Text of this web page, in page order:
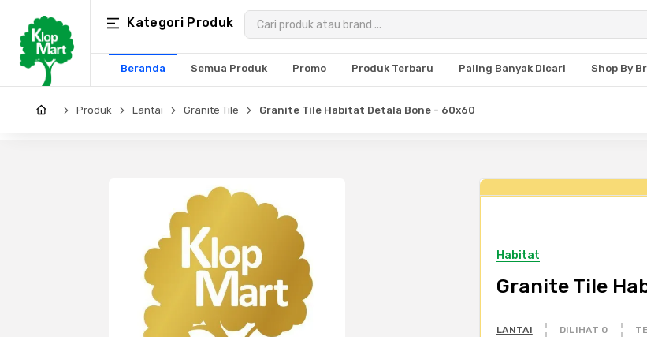
Kategori Produk
Beranda Semua Produk Promo Produk Terbaru Paling Banyak Dicari Shop By
Kategori
Produk
Arsitektur
Produk Lantai Granite Tile Granite Tile Habitat Detala Bone - 60x60
Habitat
Granite Tile
LANTAI DILIHAT 0